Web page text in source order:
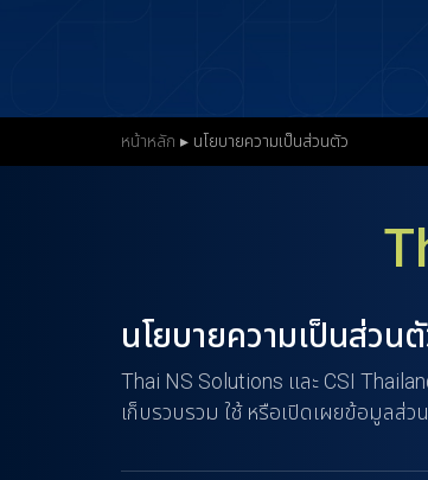
t
หน้าหลัก ▸ นโยบายความเป็นส่วนตัว
นโยบายความเป็นส่วน
Thai NS Solutions และ CSI
เก็บรวบรวม ใช้ หรือเปิดเผยข้อมูล